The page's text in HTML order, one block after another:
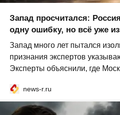
Запад просчитался:
одну ошибку, но всё уже
Запад много лет пытался
признания экспертов
Эксперты объяснили, где
news-r.ru